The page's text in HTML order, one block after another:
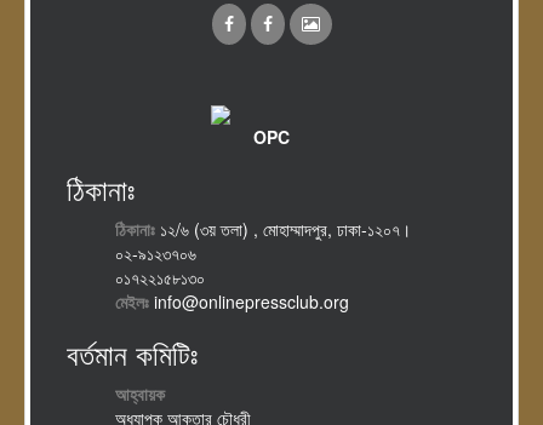
OPC
ঠিকানাঃ
ঠিকানাঃ ১২/৬ (৩য় তলা) , মোহাম্মাদপুর, ঢাকা-১২০৭।
০২-৯১২৩৭০৬
০১৭২২১৫৮১৩০
মেইলঃ info@onlinepressclub.org
বর্তমান কমিটিঃ
আহ্বায়ক
অধ্যাপক আকতার চৌধুরী